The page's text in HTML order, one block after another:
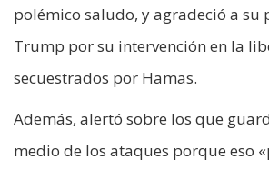
polémico saludo, y agradeció a su
Trump por su intervención en la
secuestrados por Hamas.
Además, alertó sobre los que
medio de los ataques porque eso